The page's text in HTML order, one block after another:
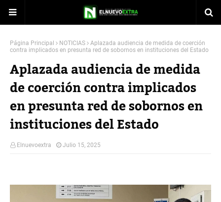
Página Principal NOTICIAS
Aplazada audiencia de medida de coerción
contra implicados en presunta red de sobornos en instituciones del Estado
Aplazada audiencia de medida
de coerción contra implicados
en presunta red de sobornos en
instituciones del Estado
Elnuevoextra Julio 15, 2025